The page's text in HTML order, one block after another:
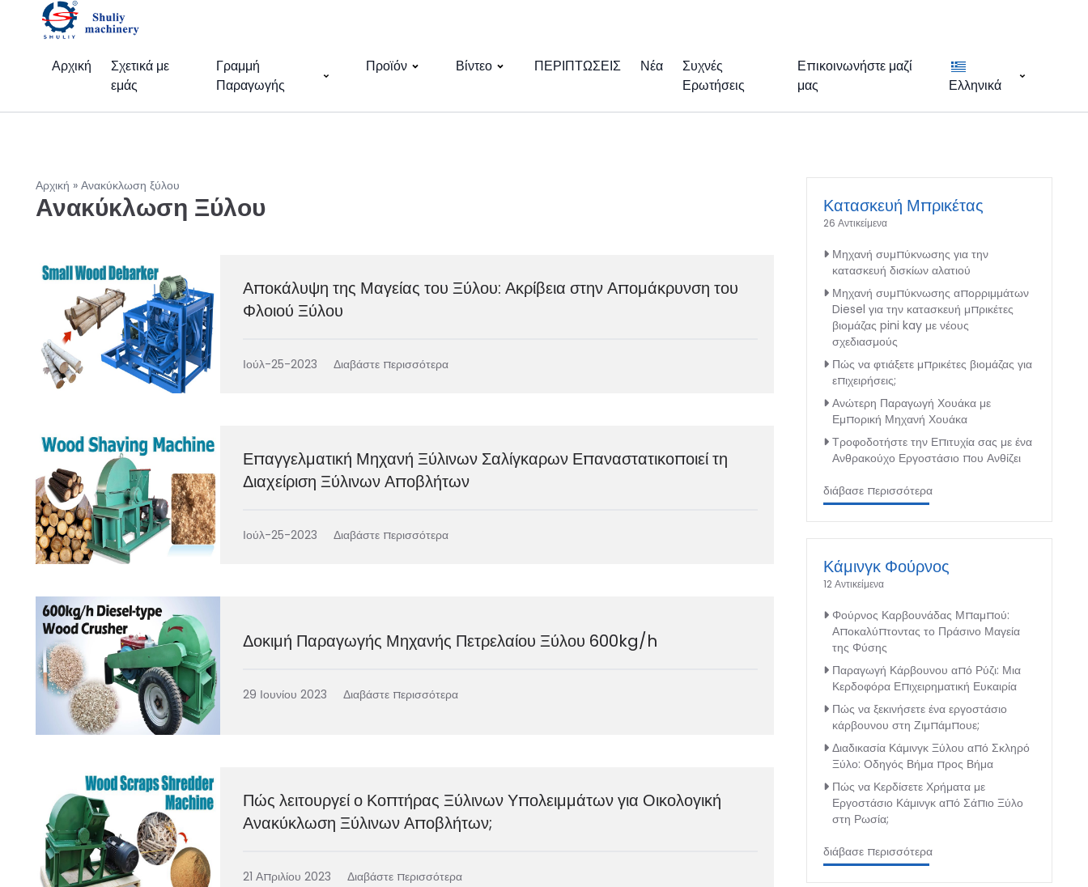
Αρχική
Σχετικά με
εμάς
Γραμμή
Παραγωγής
Προϊόν Βίντεο ΠΕΡΙΠΤΩΣΕΙΣ Νέα
Συχνές
Ερωτήσεις
Επικοινωνήστε μαζί
μας
Ελληνικά
Αρχική » Ανακύκλωση ξύλου
Ανακύκλωση Ξύλου
Αποκάλυψη της Μαγείας του Ξύλου: Ακρίβεια στην Απομάκρυνση του
Φλοιού Ξύλου
Ιούλ-25-2023 Διαβάστε περισσότερα
Επαγγελματική Μηχανή Ξύλινων Σαλίγκαρων Επαναστατικοποιεί τη
Διαχείριση Ξύλινων Αποβλήτων
Ιούλ-25-2023 Διαβάστε περισσότερα
Δοκιμή Παραγωγής Μηχανής Πετρελαίου Ξύλου 600kg/h
29 Ιουνίου 2023 Διαβάστε περισσότερα
Πώς λειτουργεί ο Κοπτήρας Ξύλινων Υπολειμμάτων για Οικολογική
Ανακύκλωση Ξύλινων Αποβλήτων;
21 Απριλίου 2023 Διαβάστε περισσότερα
Κατασκευή Μπρικέτας
26 Αντικείμενα
Μηχανή συμπύκνωσης για την
κατασκευή δισκίων αλατιού
Μηχανή συμπύκνωσης απορριμμάτων
Diesel για την κατασκευή μπρικέτες
βιομάζας pini kay με νέους
σχεδιασμούς
Πώς να φτιάξετε μπρικέτες βιομάζας για
επιχειρήσεις;
Ανώτερη Παραγωγή Χουάκα με
Εμπορική Μηχανή Χουάκα
Τροφοδοτήστε την Επιτυχία σας με ένα
Ανθρακούχο Εργοστάσιο που Ανθίζει
διάβασε περισσότερα
Κάμινγκ Φούρνος
12 Αντικείμενα
Φούρνος Καρβουνάδας Μπαμπού:
Αποκαλύπτοντας το Πράσινο Μαγεία
της Φύσης
Παραγωγή Κάρβουνου από Ρύζι: Μια
Κερδοφόρα Επιχειρηματική Ευκαιρία
Πώς να ξεκινήσετε ένα εργοστάσιο
κάρβουνου στη Ζιμπάμπουε;
Διαδικασία Κάμινγκ Ξύλου από Σκληρό
Ξύλο: Οδηγός Βήμα προς Βήμα
Πώς να Κερδίσετε Χρήματα με
Εργοστάσιο Κάμινγκ από Σάπιο Ξύλο
στη Ρωσία;
διάβασε περισσότερα